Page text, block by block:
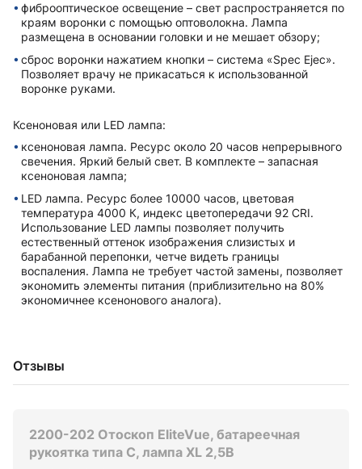
фиброоптическое освещение – свет распространяется по
краям воронки с помощью оптоволокна. Лампа
размещена в основании головки и не мешает обзору;
сброс воронки нажатием кнопки – система «Spec Ejec».
Позволяет врачу не прикасаться к использованной
воронке руками.
Ксеноновая или LED лампа:
ксеноновая лампа. Ресурс около 20 часов непрерывного
свечения. Яркий белый свет. В комплекте – запасная
ксеноновая лампа;
LED лампа. Ресурс более 10000 часов, цветовая
температура 4000 К, индекс цветопередачи 92 CRI.
Использование LED лампы позволяет получить
естественный оттенок изображения слизистых и
барабанной перепонки, четче видеть границы
воспаления. Лампа не требует частой замены, позволяет
экономить элементы питания (приблизительно на 80%
экономичнее ксенонового аналога).
Отзывы
2200-202 Отоскоп EliteVue, батареечная
рукоятка типа C, лампа XL 2,5В